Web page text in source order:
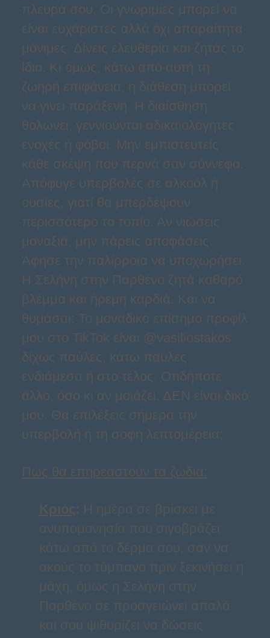
πλευρά σου. Οι γνωριμίες μπορεί να
είναι ευχάριστες αλλά όχι απαραίτητα
μόνιμες. Δίνεις ελευθερία και ζητάς το
ίδιο. Κι όμως, κάτω από αυτή τη
ζωηρή επιφάνεια, η διάθεση μπορεί
να γίνει παράξενη. Η διαίσθηση
θολώνει, γεννιούνται αδικαιολόγητες
ενοχές ή φόβοι. Μην εμπιστευτείς
κάθε σκέψη που περνά σαν σύννεφο.
Απόφυγε υπερβολές σε αλκοόλ ή
ουσίες, γιατί θα μπερδέψουν
περισσότερο το τοπίο. Αν νιώσεις
μοναξιά, μην πάρεις αποφάσεις.
Άφησε την παλίρροια να υποχωρήσει.
Η Σελήνη στην Παρθένο ζητά καθαρό
βλέμμα και ήρεμη καρδιά. Και να
θυμάσαι: Το μοναδικό επίσημο προφίλ
μου στο TikTok είναι @vasiliostakos
δίχως παύλες, κάτω παύλες
ενδιάμεσα ή στο τέλος. Οτιδήποτε
άλλο, όσο κι αν μοιάζει, ΔΕΝ είναι δικό
μου. Θα επιλέξεις σήμερα την
υπερβολή ή τη σοφή λεπτομέρεια;
Πώς θα επηρεαστούν τα ζώδια:
Κριός: Η ημέρα σε βρίσκει με
ανυπομονησία που σιγοβράζει
κάτω από το δέρμα σου, σαν να
ακούς το τύμπανο πριν ξεκινήσει η
μάχη, όμως η Σελήνη στην
Παρθένο σε προσγειώνει απαλά
και σου ψιθυρίζει να δώσεις